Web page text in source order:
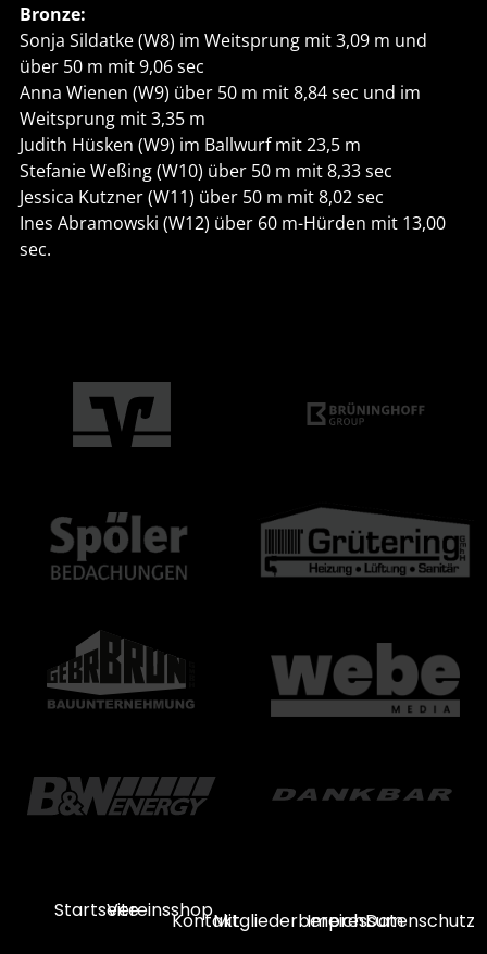
Bronze:
Sonja Sildatke (W8) im Weitsprung mit 3,09 m und
über 50 m mit 9,06 sec
Anna Wienen (W9) über 50 m mit 8,84 sec und im
Weitsprung mit 3,35 m
Judith Hüsken (W9) im Ballwurf mit 23,5 m
Stefanie Weßing (W10) über 50 m mit 8,33 sec
Jessica Kutzner (W11) über 50 m mit 8,02 sec
Ines Abramowski (W12) über 60 m-Hürden mit 13,00
sec.
StartseiteVereinsshop
KontaktMitgliederbereich
ImpressumDatenschutz